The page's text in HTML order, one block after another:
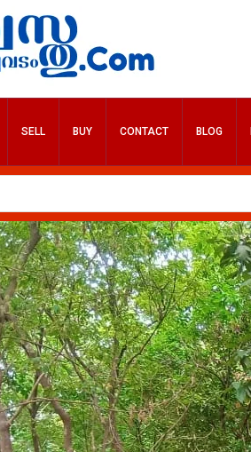
SELL BUY CONTACT BLOG